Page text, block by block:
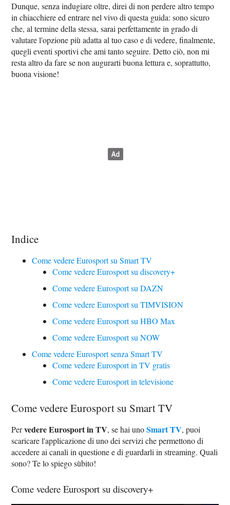
Dunque, senza indugiare oltre, direi di non perdere altro tempo
in chiacchiere ed entrare nel vivo di questa guida: sono sicuro
che, al termine della stessa, sarai perfettamente in grado di
valutare l'opzione più adatta al tuo caso e di vedere, finalmente,
quegli eventi sportivi che ami tanto seguire. Detto ciò, non mi
resta altro da fare se non augurarti buona lettura e, soprattutto,
buona visione!
Indice
Come vedere Eurosport su Smart TV
Come vedere Eurosport su discovery+
Come vedere Eurosport su DAZN
Come vedere Eurosport su TIMVISION
Come vedere Eurosport su HBO Max
Come vedere Eurosport su NOW
Come vedere Eurosport senza Smart TV
Come vedere Eurosport in TV gratis
Come vedere Eurosport in televisione
Come vedere Eurosport su Smart TV
Pervedere Eurosport in TV, se hai unoSmart TV, puoi
scaricare l'applicazione di uno dei servizi che permettono di
accedere ai canali in questione e di guardarli in streaming. Quali
sono? Te lo spiego sùbito!
Come vedere Eurosport su discovery+